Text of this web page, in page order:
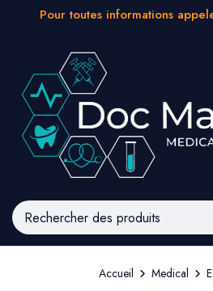
Pour toutes informations
Accueil Medical